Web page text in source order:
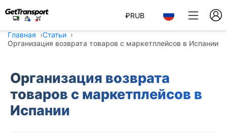
₽RUB
Главная
Статьи
Организация возврата товаров с маркетплейсов в Испании
Организация возврата
товаров с маркетплейсов в
Испании